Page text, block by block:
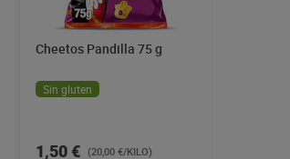
Cheetos Pandilla 75 g
Sin gluten
1,50 € (20,00 €/KILO)